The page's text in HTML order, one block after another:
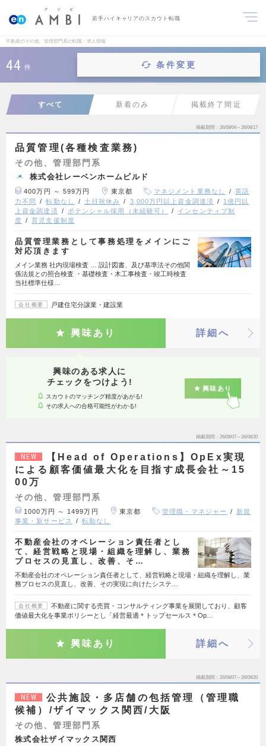
若手ハイキャリアのスカウト転職
不動産のその他、管理部門系の転職・求人情報
44 件 条件変更
すべて 新着のみ 掲載終了間近
掲載期間 26/08/04～26/08/17
品質管理(各種検査業務)
その他、管理部門系
株式会社レーベンホームビルド
400万円 ～ 599万円 東京都 マネジメント業務なし
英語
力不問
転勤なし 土日祝休み 3,000万円以上資金調達済
1億円以
上資金調達済
ポテンシャル採用（未経験可）
インセンティブ制
度
育児支援制度
品質管理業務として事務処理をメインにご
対応頂きます
メイン業務 社内現場検査 … 設計図書、及び基準法その他関
係法規との照合検査 ・基礎検査・木工事検査・竣工時検査
当社標準仕様…
会社概要 戸建住宅分譲業・建設業
興味あり 詳細へ
興味のある求人に
チェックをつけよう!
スカウトのマッチング精度があがる!
その求人への合格可能性がわかる!
興味あり
掲載期間 26/08/07～26/08/20
NEW
【Head of Operations】OpEx実現
による顧客価値最大化を目指す成長会社～15
00万
その他、管理部門系
1000万円 ～ 1499万円 東京都 管理職・マネジャー
新規
事業・新サービス
転勤なし
不動産会社のオペレーション責任者とし
て、経営戦略と現場・組織を理解し、業務
プロセスの見直し、改善、そ…
不動産会社のオペレーション責任者として、経営戦略と現場・組織を理解し、業
務プロセスの見直し、改善、その実現に向けたシステ…
会社概要
不動産に関する売買・コンサルティング事業を展開しており、顧客
価値最大化を事業ポリシーとし「経営最適＊トップセールス＊Op…
興味あり 詳細へ
掲載期間 26/08/07～26/08/20
NEW
公共施設・多店舗の包括管理（管理職
候補）/ザイマックス関西/大阪
その他、管理部門系
株式会社ザイマックス関西